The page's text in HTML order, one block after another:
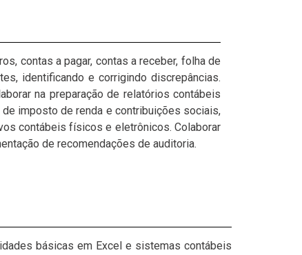
contas a pagar, contas a receber, folha de
identificando e corrigindo discrepâncias.
na preparação de relatórios contábeis
imposto de renda e contribuições sociais,
contábeis físicos e eletrônicos. Colaborar
de recomendações de auditoria.
básicas em Excel e sistemas contábeis